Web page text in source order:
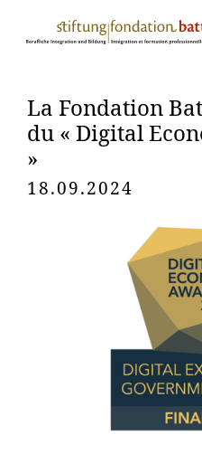
La Fondation
du « Digital
»
18.09.2024